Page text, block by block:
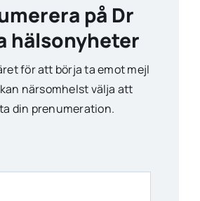
på Dr
hälsonyheter
för att börja ta emot mejl
närsomhelst välja att
din prenumeration.